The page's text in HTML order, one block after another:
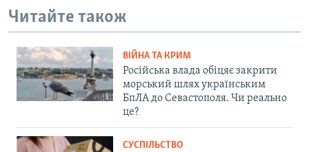
Читайте також
ВІЙНА ТА КРИМ
Російська влада обіцяє закрити
морський шлях українським
БпЛА до Севастополя. Чи реально
це?
СУСПІЛЬСТВО